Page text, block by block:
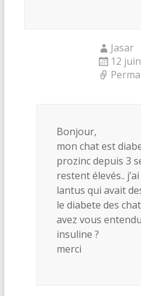
Jasar
12
Bonjour,
mon chat est
prozinc depuis 3
restent élevés..
lantus qui avait
le diabete des
avez vous
insuline ?
merci